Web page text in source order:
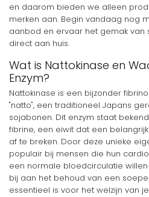
en daarom bieden we alleen
merken aan. Begin vandaag nog
aanbod en ervaar het gemak van
direct aan huis.
Wat is Nattokinase en
Enzym?
Nattokinase is een bijzonder
"natto", een traditioneel Japans
sojabonen. Dit enzym staat
fibrine, een eiwit dat een
af te breken. Door deze unieke
populair bij mensen die hun
een normale bloedcirculatie
bij aan het behoud van een
essentieel is voor het welzijn van